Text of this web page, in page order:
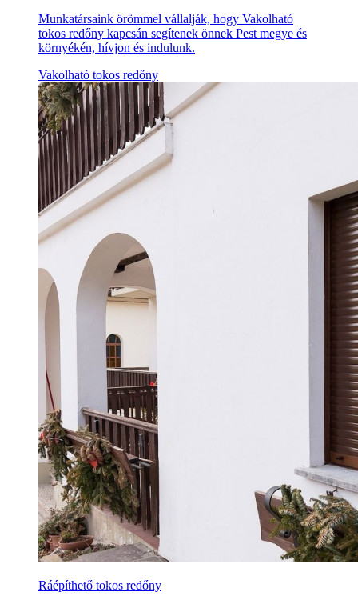
Munkatársaink örömmel vállalják, hogy Vakolható
tokos redőny kapcsán segítenek önnek Pest megye és
környékén, hívjon és indulunk.
Vakolható tokos redőny
Ráépíthető tokos redőny